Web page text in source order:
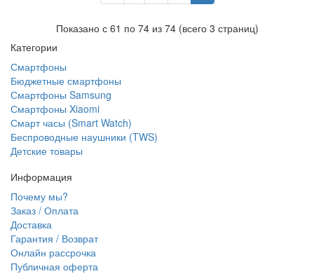
Показано с 61 по 74 из 74 (всего 3 страниц)
Категории
Смартфоны
Бюджетные смартфоны
Смартфоны Samsung
Смартфоны Xiaomi
Смарт часы (Smart Watch)
Беспроводные наушники (TWS)
Детские товары
Информация
Почему мы?
Заказ / Оплата
Доставка
Гарантия / Возврат
Онлайн рассрочка
Публичная оферта